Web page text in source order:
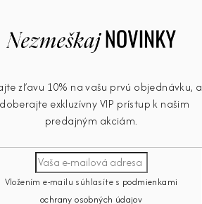
zľavu 10% na vašu prvú objednávku, a
exkluzívny VIP prístup k našim
predajným akciám.
Vložením e-mailu súhlasíte s podmienkami
ochrany osobných údajov